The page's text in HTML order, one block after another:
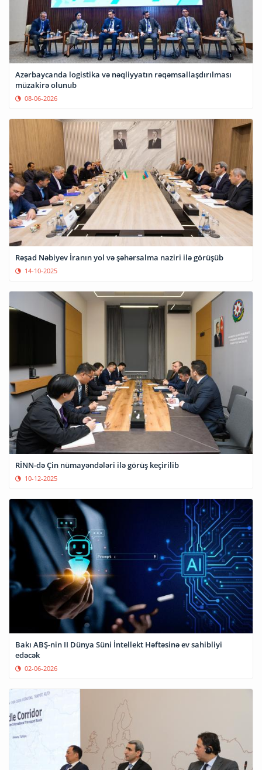
Azərbaycanda logistika və nəqliyyatın rəqəmsallaşdırılması
müzakirə olunub
08-06-2026
Rəşad Nəbiyev İranın yol və şəhərsalma naziri ilə görüşüb
14-10-2025
RİNN-də Çin nümayəndələri ilə görüş keçirilib
10-12-2025
Bakı ABŞ-nin II Dünya Süni İntellekt Həftəsinə ev sahibliyi
edəcək
02-06-2026